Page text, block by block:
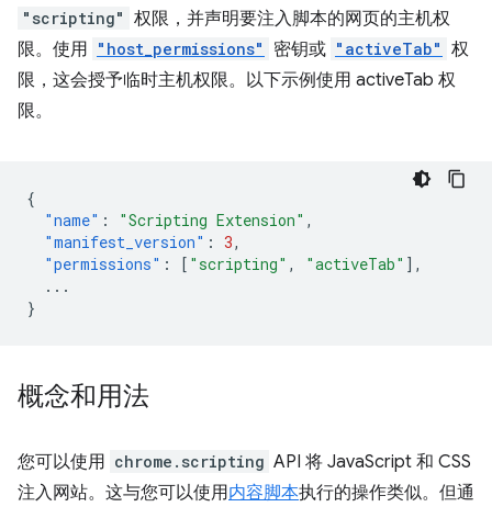
"scripting" 权限，并声明要注入脚本的网页的主机权
限。使用 "host_permissions" 密钥或 "activeTab" 权
限，这会授予临时主机权限。以下示例使用 activeTab 权
限。
{
"name" : "Scripting Extension" ,
"manifest_version" : 3,
"permissions" : [ "scripting" , "activeTab" ],
...
}
概念和用法
您可以使用 chrome.scripting API 将 JavaScript 和 CSS
注入网站。这与您可以使用内容脚本执行的操作类似。但通